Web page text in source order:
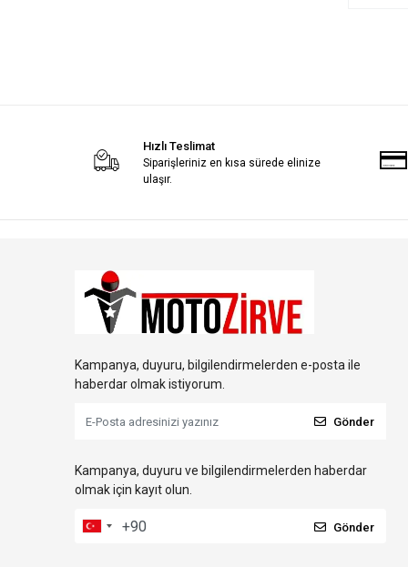
Hızlı Teslimat
Siparişleriniz en kısa sürede elinize
ulaşır.
Kampanya, duyuru, bilgilendirmelerden e-posta ile
haberdar olmak istiyorum.
Gönder
Kampanya, duyuru ve bilgilendirmelerden haberdar
olmak için kayıt olun.
Gönder